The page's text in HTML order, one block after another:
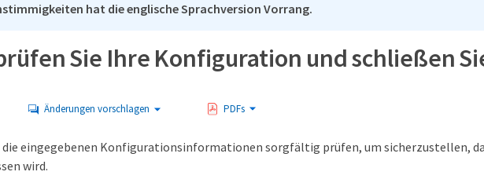
hat die englische Sprachversion Vorrang.
Sie Ihre Konfiguration und schließen
Änderungen vorschlagen PDFs
die eingegebenen Konfigurationsinformationen sorgfältig prüfen, um sicherzustellen,
wird.